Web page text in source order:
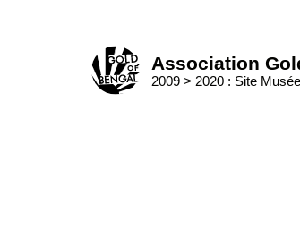
Association
2009 > 2020 : Site Musée